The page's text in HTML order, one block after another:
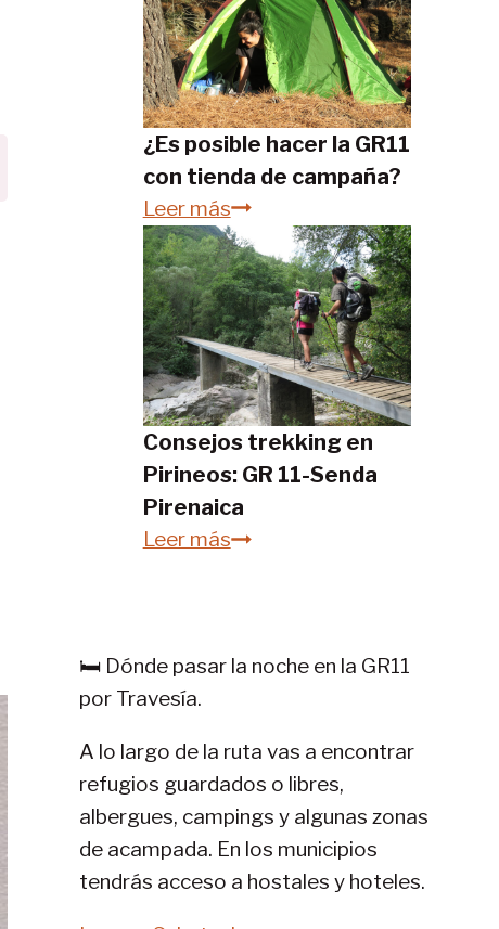
¿Es posible hacer la GR11
con tienda de campaña?
Leer más¿Es
posible
hacer
la
GR11
con
tienda
de
campaña?
Consejos trekking en
Pirineos: GR 11-Senda
Pirenaica
Leer másConsejos
GR
Pirenaica
🛏️ Dónde pasar la noche en la GR11
por Travesía.
A lo largo de la ruta vas a encontrar
refugios guardados o libres,
albergues, campings y algunas zonas
de acampada. En los municipios
tendrás acceso a hostales y hoteles.